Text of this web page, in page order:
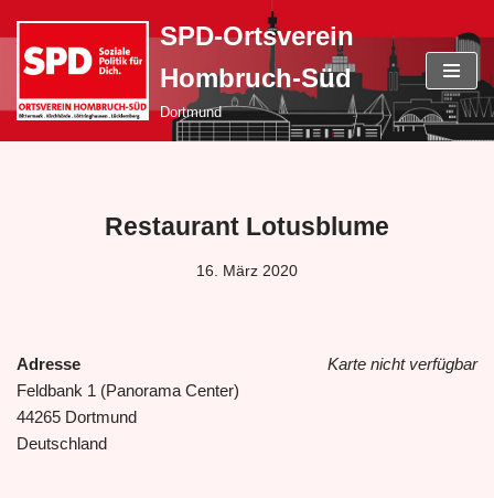
Zum
springen
SPD-Ortsverein
Hombruch-Süd
Dortmund
Restaurant Lotusblume
16. März 2020
Karte nicht verfügbar
Adresse
Feldbank 1 (Panorama Center)
44265 Dortmund
Deutschland